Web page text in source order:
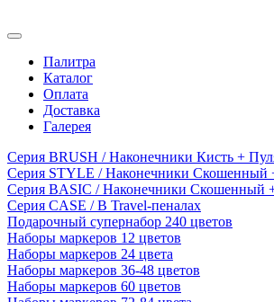
Палитра
Каталог
Оплата
Доставка
Галерея
Серия BRUSH / Наконечники Кисть +
Серия STYLE / Наконечники Скошенный
Серия BASIC / Наконечники Скошенный
Серия CASE / В Travel-пеналах
Подарочный супернабор 240 цветов
Наборы маркеров 12 цветов
Наборы маркеров 24 цвета
Наборы маркеров 36-48 цветов
Наборы маркеров 60 цветов